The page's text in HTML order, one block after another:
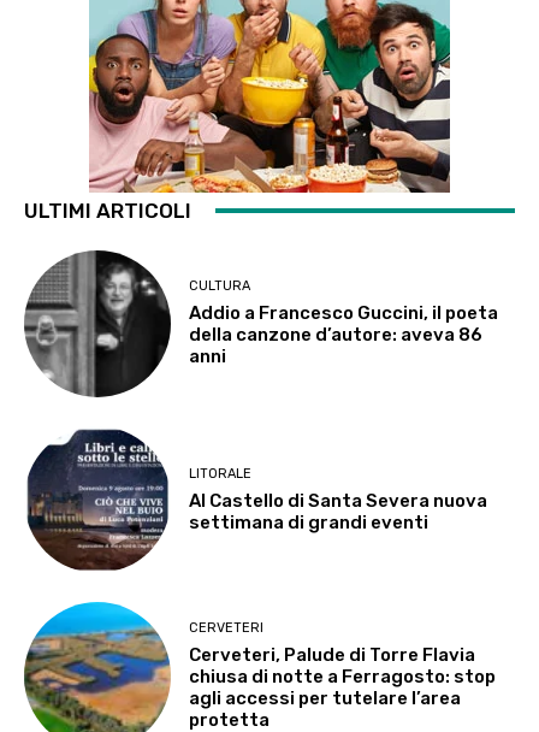
ULTIMI ARTICOLI
CULTURA
Addio a Francesco Guccini, il poeta
della canzone d’autore: aveva 86
anni
LITORALE
Al Castello di Santa Severa nuova
settimana di grandi eventi
CERVETERI
Cerveteri, Palude di Torre Flavia
chiusa di notte a Ferragosto: stop
agli accessi per tutelare l’area
protetta